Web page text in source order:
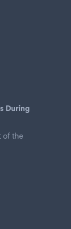
During
of the